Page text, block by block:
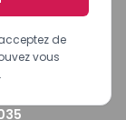
de
vous